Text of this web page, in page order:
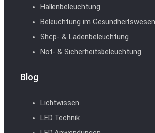
Hallenbeleuchtung
Beleuchtung im Gesundheitswesen
Shop- & Ladenbeleuchtung
Not- & Sicherheitsbeleuchtung
Blog
Lichtwissen
LED Technik